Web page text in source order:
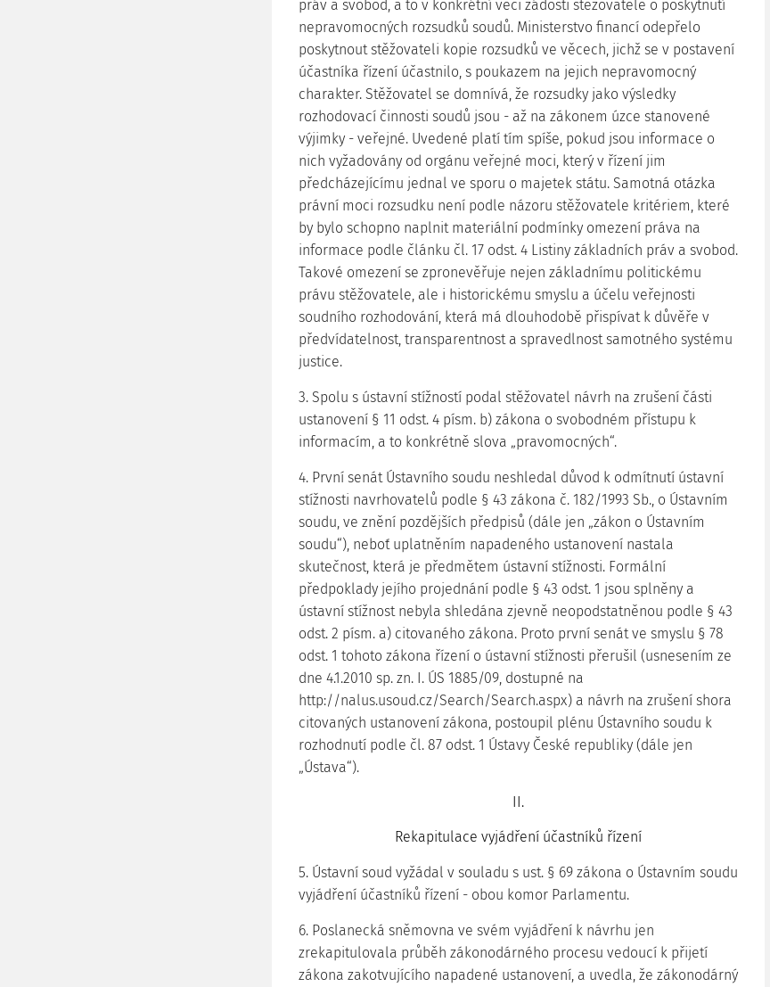
práv a svobod, a to v konkrétní věci žádosti stěžovatele o poskytnutí
nepravomocných rozsudků soudů. Ministerstvo financí odepřelo
poskytnout stěžovateli kopie rozsudků ve věcech, jichž se v postavení
účastníka řízení účastnilo, s poukazem na jejich nepravomocný
charakter. Stěžovatel se domnívá, že rozsudky jako výsledky
rozhodovací činnosti soudů jsou - až na zákonem úzce stanovené
výjimky - veřejné. Uvedené platí tím spíše, pokud jsou informace o
nich vyžadovány od orgánu veřejné moci, který v řízení jim
předcházejícímu jednal ve sporu o majetek státu. Samotná otázka
právní moci rozsudku není podle názoru stěžovatele kritériem, které
by bylo schopno naplnit materiální podmínky omezení práva na
informace podle článku čl. 17 odst. 4 Listiny základních práv a svobod.
Takové omezení se zpronevěřuje nejen základnímu politickému
právu stěžovatele, ale i historickému smyslu a účelu veřejnosti
soudního rozhodování, která má dlouhodobě přispívat k důvěře v
předvídatelnost, transparentnost a spravedlnost samotného systému
justice.
3. Spolu s ústavní stížností podal stěžovatel návrh na zrušení části
ustanovení § 11 odst. 4 písm. b) zákona o svobodném přístupu k
informacím, a to konkrétně slova „pravomocných“.
4. První senát Ústavního soudu neshledal důvod k odmítnutí ústavní
stížnosti navrhovatelů podle § 43 zákona č. 182/1993 Sb., o Ústavním
soudu, ve znění pozdějších předpisů (dále jen „zákon o Ústavním
soudu“), neboť uplatněním napadeného ustanovení nastala
skutečnost, která je předmětem ústavní stížnosti. Formální
předpoklady jejího projednání podle § 43 odst. 1 jsou splněny a
ústavní stížnost nebyla shledána zjevně neopodstatněnou podle § 43
odst. 2 písm. a) citovaného zákona. Proto první senát ve smyslu § 78
odst. 1 tohoto zákona řízení o ústavní stížnosti přerušil (usnesením ze
dne 4.1.2010 sp. zn. I. ÚS 1885/09, dostupné na
http://nalus.usoud.cz/Search/Search.aspx) a návrh na zrušení shora
citovaných ustanovení zákona, postoupil plénu Ústavního soudu k
rozhodnutí podle čl. 87 odst. 1 Ústavy České republiky (dále jen
„Ústava“).
II.
Rekapitulace vyjádření účastníků řízení
5. Ústavní soud vyžádal v souladu s ust. § 69 zákona o Ústavním soudu
vyjádření účastníků řízení - obou komor Parlamentu.
6. Poslanecká sněmovna ve svém vyjádření k návrhu jen
zrekapitulovala průběh zákonodárného procesu vedoucí k přijetí
zákona zakotvujícího napadené ustanovení, a uvedla, že zákonodárný